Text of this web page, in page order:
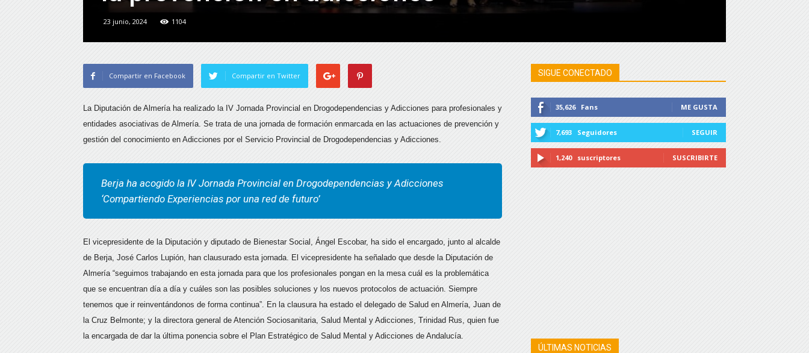
23 junio, 2024 1104
Compartir en Facebook Compartir en Twitter
La Diputación de Almería ha realizado la IV Jornada Provincial en Drogodependencias y Adicciones para profesionales y
entidades asociativas de Almería. Se trata de una jornada de formación enmarcada en las actuaciones de prevención y
gestión del conocimiento en Adicciones por el Servicio Provincial de Drogodependencias y Adicciones.
Berja ha acogido la IV Jornada Provincial en Drogodependencias y Adicciones
‘Compartiendo Experiencias por una red de futuro’
El vicepresidente de la Diputación y diputado de Bienestar Social, Ángel Escobar, ha sido el encargado, junto al alcalde
de Berja, José Carlos Lupión, han clausurado esta jornada. El vicepresidente ha señalado que desde la Diputación de
Almería “seguimos trabajando en esta jornada para que los profesionales pongan en la mesa cuál es la problemática
que se encuentran día a día y cuáles son las posibles soluciones y los nuevos protocolos de actuación. Siempre
tenemos que ir reinventándonos de forma continua”. En la clausura ha estado el delegado de Salud en Almería, Juan de
la Cruz Belmonte; y la directora general de Atención Sociosanitaria, Salud Mental y Adicciones, Trinidad Rus, quien fue
la encargada de dar la última ponencia sobre el Plan Estratégico de Salud Mental y Adicciones de Andalucía.
SIGUE CONECTADO
35,626 Fans ME GUSTA
7,693 Seguidores SEGUIR
1,240 suscriptores SUSCRIBIRTE
ÚLTIMAS NOTICIAS